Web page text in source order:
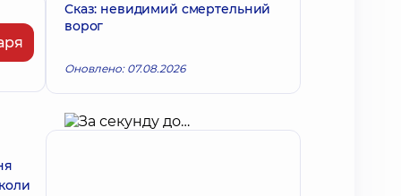
Сказ: невидимий смертельний
ворог
Оновлено: 07.08.2026